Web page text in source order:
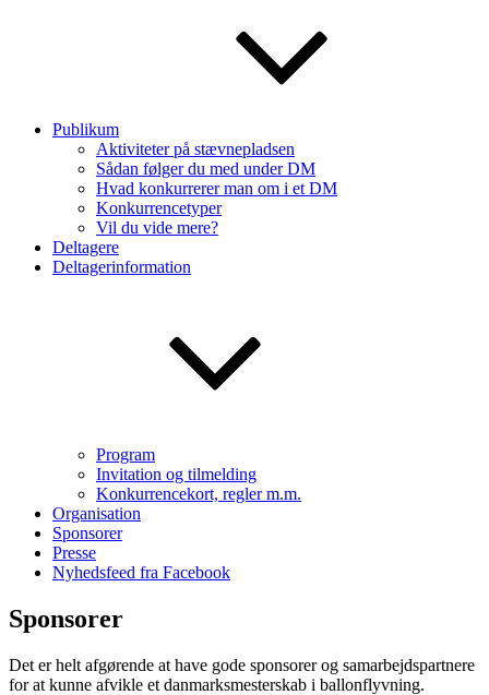
Publikum
Aktiviteter på stævnepladsen
Sådan følger du med under DM
Hvad konkurrerer man om i et DM
Konkurrencetyper
Vil du vide mere?
Deltagere
Deltagerinformation
Program
Invitation og tilmelding
Konkurrencekort, regler m.m.
Organisation
Sponsorer
Presse
Nyhedsfeed fra Facebook
Sponsorer
Det er helt afgørende at have gode sponsorer og samarbejdspartnere
for at kunne afvikle et danmarksmesterskab i ballonflyvning.